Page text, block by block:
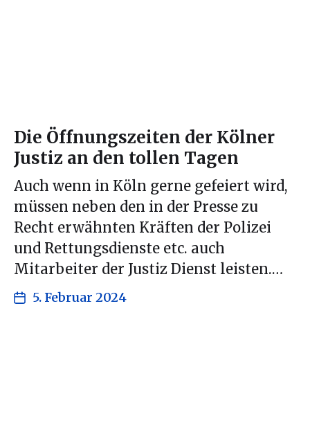
Die Öffnungszeiten der Kölner
Justiz an den tollen Tagen
Auch wenn in Köln gerne gefeiert wird,
müssen neben den in der Presse zu
Recht erwähnten Kräften der Polizei
und Rettungsdienste etc. auch
Mitarbeiter der Justiz Dienst leisten.…
5. Februar 2024